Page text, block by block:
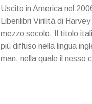
Uscito in America nel
Liberilibri Virilità di
mezzo secolo. Il titolo
più diffuso nella lingua
man, nella quale il nesso